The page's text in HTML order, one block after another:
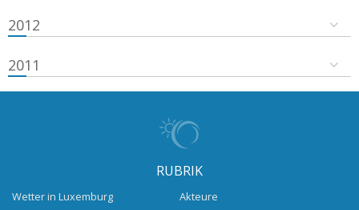
2012
2011
RUBRIK
Wetter in Luxemburg
Akteure